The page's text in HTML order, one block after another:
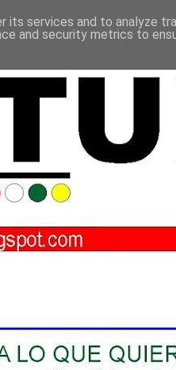
services and to analyze
and security metrics to